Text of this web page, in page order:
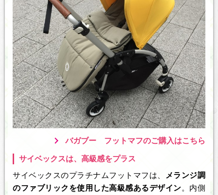
バガブー フットマフのご購入はこちら
サイベックスは、高級感をプラス
サイベックスのプラチナムフットマフは、
メランジ調
のファブリックを使用した高級感あるデザイン。内側